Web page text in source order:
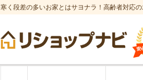
寒く段差の多いお家とはサヨナラ！高齢者対応